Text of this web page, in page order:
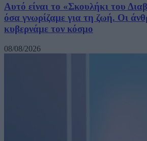
Αυτό είναι το «Σκουλήκι του
όσα γνωρίζαμε για τη ζωή. Οι
κυβερνάμε τον κόσμο
08/08/2026